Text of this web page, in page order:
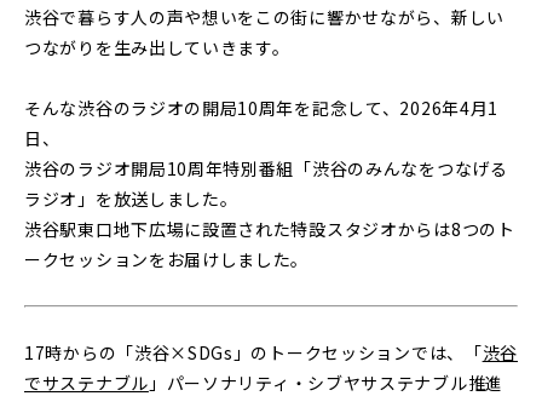
渋谷で暮らす人の声や想いをこの街に響かせながら、新しい
つながりを生み出していきます。
そんな渋谷のラジオの開局10周年を記念して、2026年4月1
日、
渋谷のラジオ開局10周年特別番組「渋谷のみんなをつなげる
ラジオ」を放送しました。
渋谷駅東口地下広場に設置された特設スタジオからは8つのト
ークセッションをお届けしました。
17時からの「渋谷×SDGs」のトークセッションでは、「渋⾕
でサステナブル 」パーソナリティ・シブヤサステナブル推進